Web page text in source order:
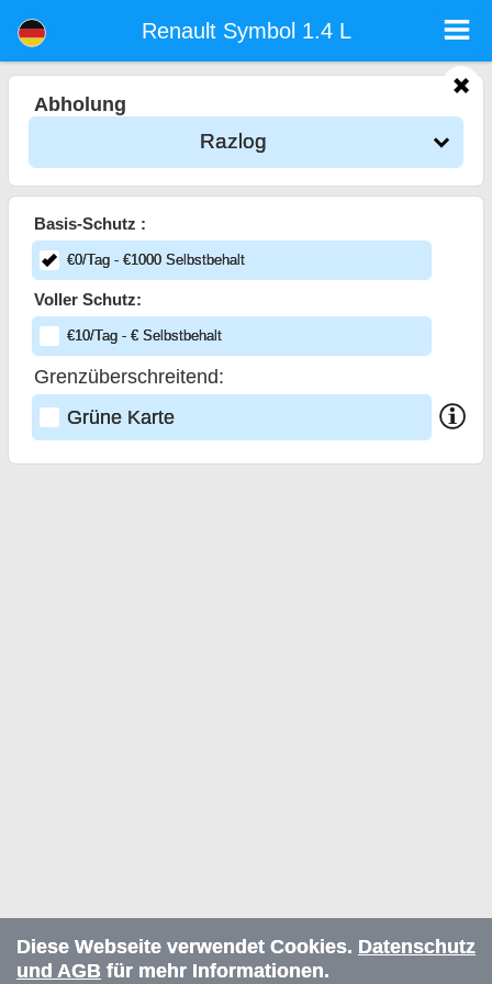
Selbstbeteiligung), unbegrenzte Kilometer, kostenlose Kindersitze, zusätzliche Fahrer kostenlos, niedrigen Preis Autovermietung
garantiert.
Renault Symbol 1.4 L
Abholung
Razlog
Basis-Schutz :
€0/Tag- €1000Selbstbehalt
Voller Schutz:
€10/Tag- €Selbstbehalt
Grenzüberschreitend:
Grüne Karte
Diese Webseite verwendet Cookies. Datenschutz
und AGB für mehr Informationen.